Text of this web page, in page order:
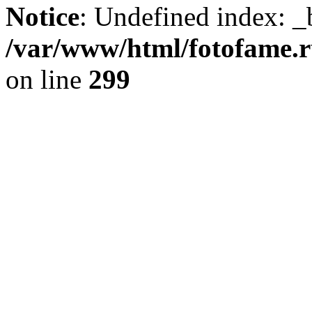
Notice: Undefined index:
/var/www/html/
on line 299